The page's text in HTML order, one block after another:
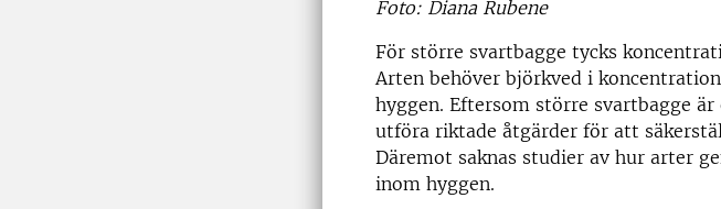
Foto: Diana Rubene
För större svartbagge tycks
Arten behöver björkved i
hyggen. Eftersom större svartbagge
utföra riktade åtgärder för att
Däremot saknas studier av hur arter
inom hyggen.